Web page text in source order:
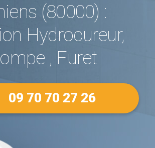
(80000) :
Hydrocureur,
, Furet
09 70 70 27 26